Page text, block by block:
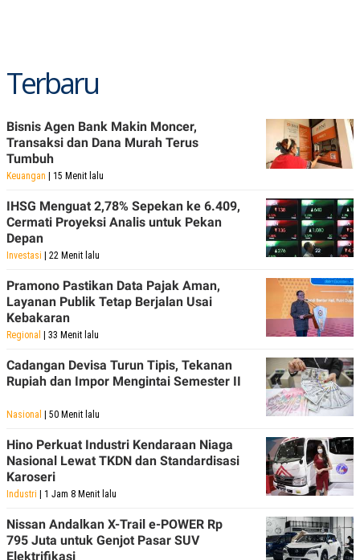
A
SITEMAPPROFILE
USE
PEDOMAN
PEMBERITAAN
SIBER
Terbaru
Bisnis Agen Bank Makin Moncer,
Transaksi dan Dana Murah Terus
Tumbuh
Keuangan | 15 Menit lalu
IHSG Menguat 2,78% Sepekan ke 6.409,
Cermati Proyeksi Analis untuk Pekan
Depan
Investasi | 22 Menit lalu
Pramono Pastikan Data Pajak Aman,
Layanan Publik Tetap Berjalan Usai
Kebakaran
Regional | 33 Menit lalu
Cadangan Devisa Turun Tipis, Tekanan
Rupiah dan Impor Mengintai Semester II
Nasional | 50 Menit lalu
Hino Perkuat Industri Kendaraan Niaga
Nasional Lewat TKDN dan Standardisasi
Karoseri
Industri | 1 Jam 8 Menit lalu
Nissan Andalkan X-Trail e-POWER Rp
795 Juta untuk Genjot Pasar SUV
Elektrifikasi